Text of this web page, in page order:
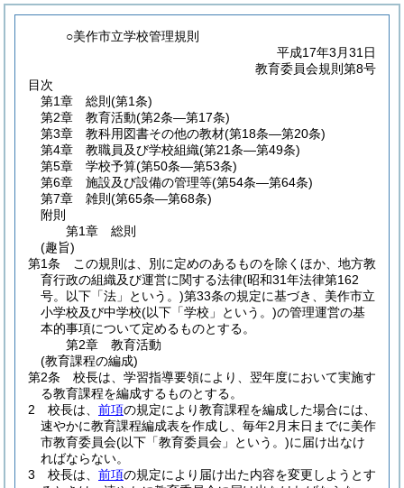
○美作市立学校管理規則
平成17年3月31日
教育委員会規則第8号
目次
第1章
総則 (第1条)
第2章
教育活動(第2条―第17条)
第3章
教科用図書その他の教材(第18条―第20条)
第4章
教職員及び学校組織(第21条―第49条)
第5章
学校予算(第50条―第53条)
第6章
施設及び設備の管理等(第54条―第64条)
第7章
雑則 (第65条―第68条)
附則
第1章
総則
(趣旨)
第1条
この規則は、別に定めのあるものを除くほか、地方教
育行政の組織及び運営に関する法律(昭和31年法律第162
号。以下「法」という。)第33条の規定に基づき、美作市立
小学校及び中学校(以下「学校」という。)の管理運営の基
本的事項について定めるものとする。
第2章
教育活動
(教育課程の編成)
第2条
校長は、学習指導要領により、翌年度において実施す
る教育課程を編成するものとする。
2
校長は、 前項の規定により教育課程を編成した場合には、
速やかに教育課程編成表を作成し、毎年2月末日までに美作
市教育委員会(以下「教育委員会」という。)に届け出なけ
ればならない。
3
校長は、 前項の規定により届け出た内容を変更しようとす